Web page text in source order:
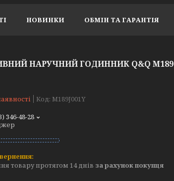
НОВИНКИ ОБМІН ТА ГАРАНТІЯ
НАРУЧНИЙ ГОДИННИК Q&Q M189
Код: M189J001Y
346-48-28
товару протягом 14 днів за рахунок покупця